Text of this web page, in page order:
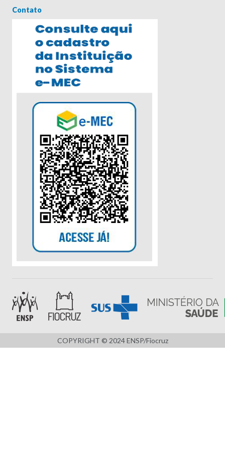
Contato
COPYRIGHT © 2024 ENSP/Fiocruz